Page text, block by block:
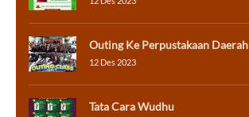
Outing Ke Perpustakaan Daerah
12 Des 2023
Tata Cara Wudhu